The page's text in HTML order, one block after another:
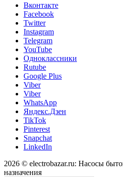
Вконтакте
Facebook
Twitter
Instagram
Telegram
YouTube
Одноклассники
Rutube
Google Plus
Viber
Viber
WhatsApp
Яндекс.Дзен
TikTok
Pinterest
Snapchat
LinkedIn
2026 © electrobazar.ru: Насосы
назначения